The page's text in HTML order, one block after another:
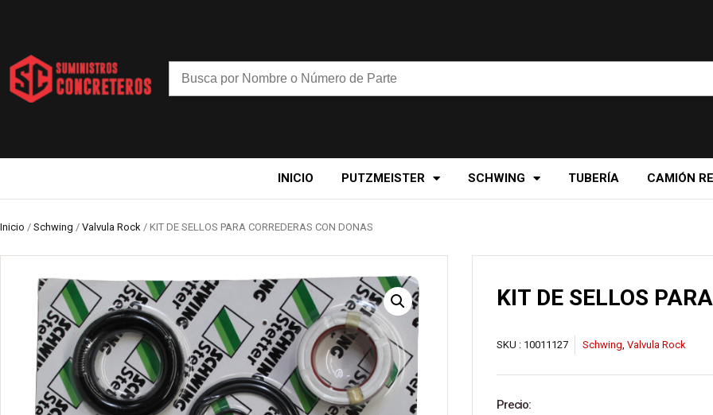
INICIO PUTZMEISTER SCHWING TUBERÍA CAMIÓN
Inicio / Schwing / Valvula Rock / KIT DE SELLOS PARA CORREDERAS CON DONAS
KIT DE SELLOS
SKU : 10011127 Schwing, Valvula Rock
Precio: